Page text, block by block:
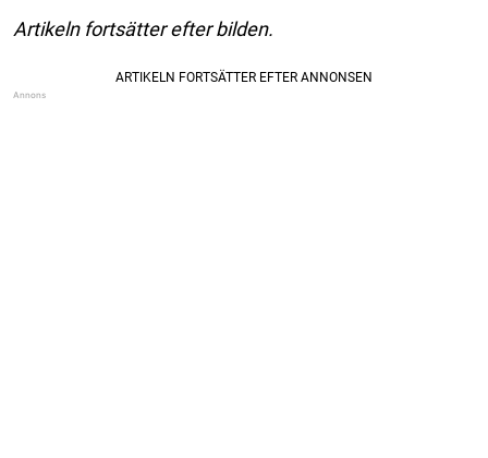
Artikeln fortsätter efter bilden.